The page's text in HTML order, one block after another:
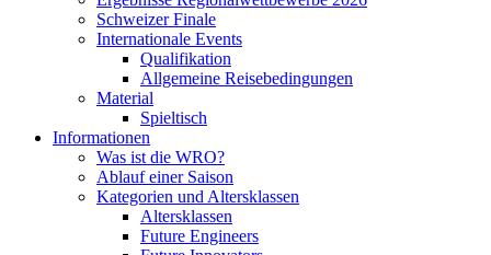
Schweizer Finale
Internationale Events
Qualifikation
Allgemeine Reisebedingungen
Material
Spieltisch
Informationen
Was ist die WRO?
Ablauf einer Saison
Kategorien und Altersklassen
Altersklassen
Future Engineers